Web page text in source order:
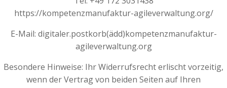
https://kompetenzmanufaktur-agileverwaltung.org/
E-Mail: digitaler.postkorb(ädd)kompetenzmanufaktur-
agileverwaltung.org
Besondere Hinweise: Ihr Widerrufsrecht erlischt vorzeitig,
wenn der Vertrag von beiden Seiten auf Ihren